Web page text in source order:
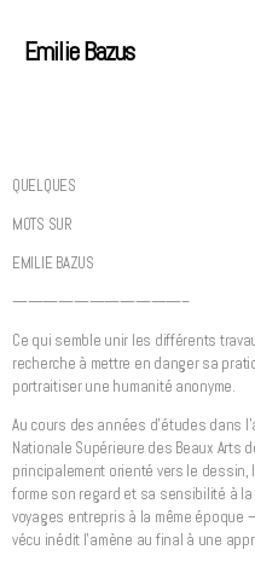
Emilie Bazus
QUELQUES
MOTS SUR
EMILIE BAZUS
———————————–
Ce qui semble unir les différents
recherche à mettre en danger sa
portraitiser une humanité anonyme.
Au cours des années d’études dans
Nationale Supérieure des Beaux Arts
principalement orienté vers le dessin,
forme son regard et sa sensibilité à
voyages entrepris à la même époque
vécu inédit l’amène au final à une